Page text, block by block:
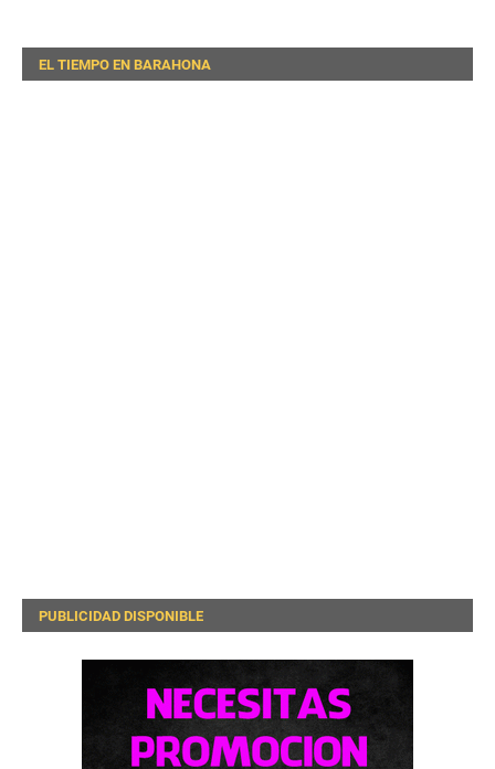
EL TIEMPO EN BARAHONA
PUBLICIDAD DISPONIBLE